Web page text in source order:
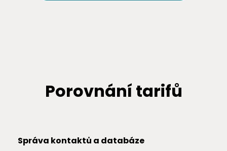
Porovnání tarifů
Správa kontaktů a databáze